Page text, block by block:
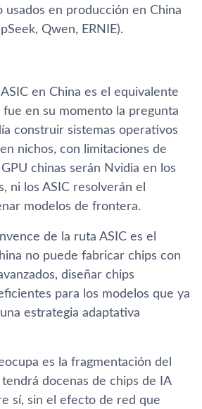
usados en producción en China
Qwen, ERNIE).
en China es el equivalente
en su momento la pregunta
construir sistemas operativos
nichos, con limitaciones de
chinas serán Nvidia en los
ni los ASIC resolverán el
modelos de frontera.
de la ruta ASIC es el
no puede fabricar chips con
diseñar chips
para los modelos que ya
estrategia adaptativa
es la fragmentación del
docenas de chips de IA
sí, sin el efecto de red que